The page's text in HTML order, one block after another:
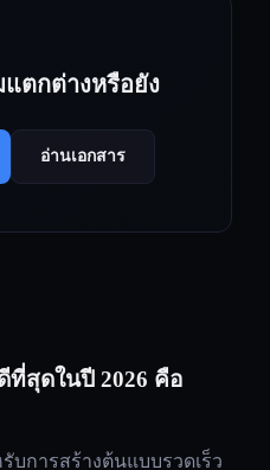
ตกต่างหรือยัง
อ่านเอกสาร
ที่สุดในปี 2026 คือ
การสร้างต้นแบบรวดเร็ว